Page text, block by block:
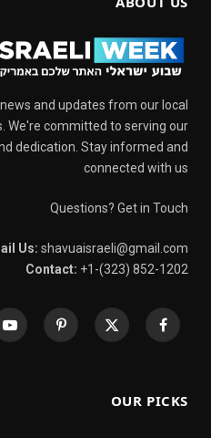
and updates from our local
We're committed to serving our
dedication. Stay informed and
connected with us
Questions? Get in Touch
Us: shavuaisraeli@gmail.com
Contact: +1-(323) 852-1202
Facebook
X
Pinterest
OUR PICKS